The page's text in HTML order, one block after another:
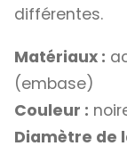
différentes.
Matériaux :
(embase)
Couleur :
Diamètre de